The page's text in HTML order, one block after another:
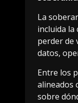
La
incluida
perder de
datos,
Entre los
alineados
sobre